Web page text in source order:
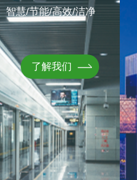
智慧/节能/高效/洁净
了解我们